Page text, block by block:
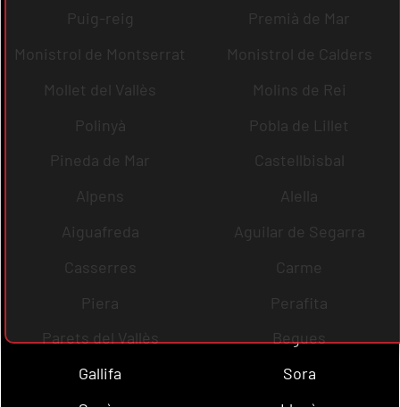
Puig-reig
Premià de Mar
Monistrol de Montserrat
Monistrol de Calders
Mollet del Vallès
Molins de Rei
Polinyà
Pobla de Lillet
Pineda de Mar
Castellbisbal
Alpens
Alella
Aiguafreda
Aguilar de Segarra
Casserres
Carme
Piera
Perafita
Parets del Vallès
Begues
Gallifa
Sora